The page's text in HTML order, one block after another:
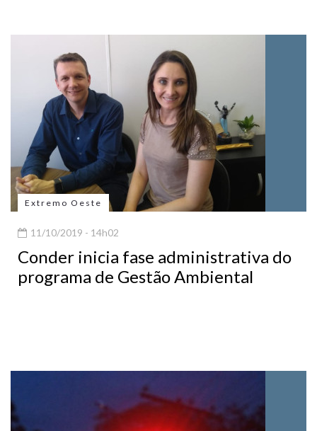
Extremo Oeste
11/10/2019 - 14h02
Conder inicia fase administrativa do
programa de Gestão Ambiental